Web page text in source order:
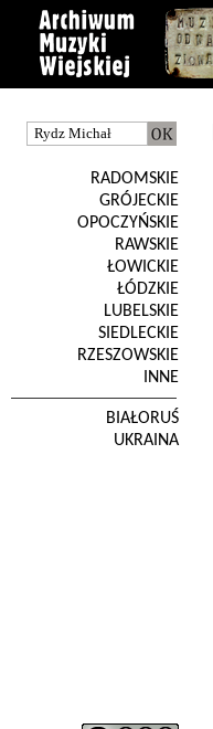
RADOMSKIE
GRÓJECKIE
OPOCZYŃSKIE
RAWSKIE
ŁOWICKIE
ŁÓDZKIE
LUBELSKIE
SIEDLECKIE
RZESZOWSKIE
INNE
BIAŁORUŚ
UKRAINA